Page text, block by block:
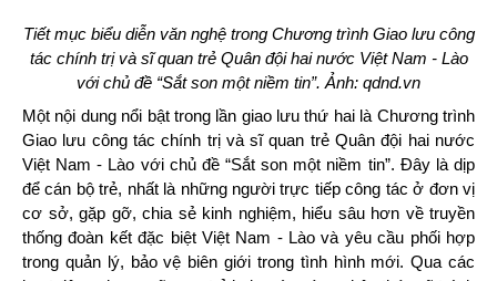
Tiết mục biểu diễn văn nghệ trong Chương trình Giao lưu công
tác chính trị và sĩ quan trẻ Quân đội hai nước Việt Nam - Lào
với chủ đề “Sắt son một niềm tin”. Ảnh: qdnd.vn
Một nội dung nổi bật trong lần giao lưu thứ hai là Chương trình
Giao lưu công tác chính trị và sĩ quan trẻ Quân đội hai nước
Việt Nam - Lào với chủ đề “Sắt son một niềm tin”. Đây là dịp
để cán bộ trẻ, nhất là những người trực tiếp công tác ở đơn vị
cơ sở, gặp gỡ, chia sẻ kinh nghiệm, hiểu sâu hơn về truyền
thống đoàn kết đặc biệt Việt Nam - Lào và yêu cầu phối hợp
trong quản lý, bảo vệ biên giới trong tình hình mới. Qua các